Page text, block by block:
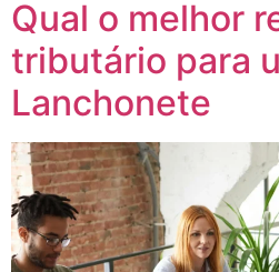
Qual o melhor
tributário para
Lanchonete